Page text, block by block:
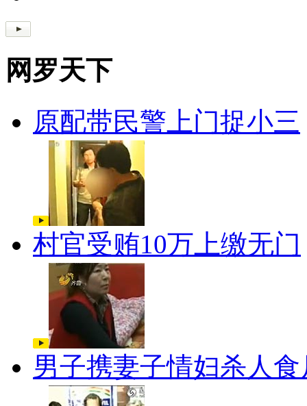
网罗天下
原配带民警上门捉小三
村官受贿10万上缴无门
男子携妻子情妇杀人食